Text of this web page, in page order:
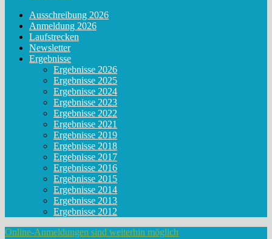
Ausschreibung 2026
Anmeldung 2026
Laufstrecken
Newsletter
Ergebnisse
Ergebnisse 2026
Ergebnisse 2025
Ergebnisse 2024
Ergebnisse 2023
Ergebnisse 2022
Ergebnisse 2021
Ergebnisse 2019
Ergebnisse 2018
Ergebnisse 2017
Ergebnisse 2016
Ergebnisse 2015
Ergebnisse 2014
Ergebnisse 2013
Ergebnisse 2012
Online-Anmeldungen sind weiterhin möglich